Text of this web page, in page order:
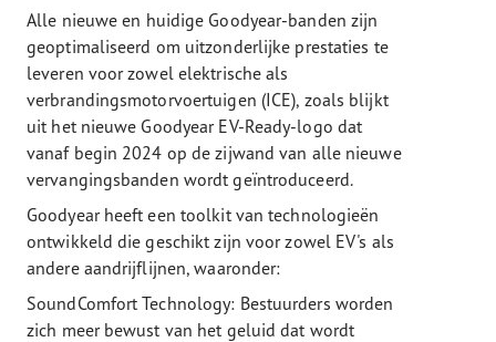
Alle nieuwe en huidige Goodyear-banden zijn
geoptimaliseerd om uitzonderlijke prestaties te
leveren voor zowel elektrische als
verbrandingsmotorvoertuigen (ICE), zoals blijkt
uit het nieuwe Goodyear EV-Ready-logo dat
vanaf begin 2024 op de zijwand van alle nieuwe
vervangingsbanden wordt geïntroduceerd.
Goodyear heeft een toolkit van technologieën
ontwikkeld die geschikt zijn voor zowel EV's als
andere aandrijflijnen, waaronder:
SoundComfort Technology: Bestuurders worden
zich meer bewust van het geluid dat wordt